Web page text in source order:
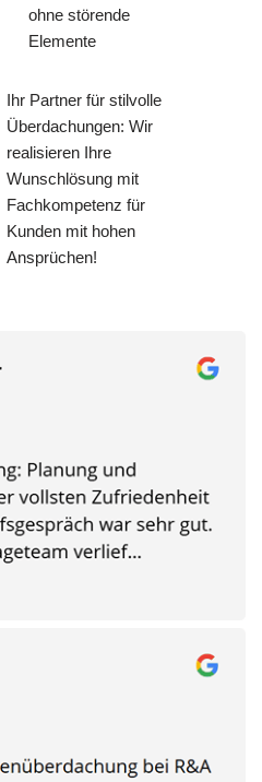
ohne störende
Elemente
Ihr Partner für stilvolle
Überdachungen: Wir
realisieren Ihre
Wunschlösung mit
Fachkompetenz für
Kunden mit hohen
Ansprüchen!